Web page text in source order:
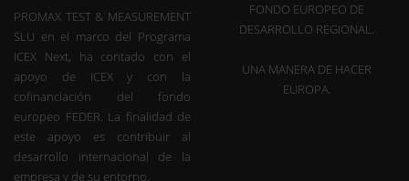
PROMAX TEST & MEASUREMENT
SLU en el marco del Programa
ICEX Next, ha contado con el
apoyo de ICEX y con la
cofinanciación del fondo
europeo FEDER. La finalidad de
este apoyo es contribuir al
desarrollo internacional de la
empresa y de su entorno.
FONDO EUROPEO DE
DESARROLLO REGIONAL.
UNA MANERA DE HACER
EUROPA.